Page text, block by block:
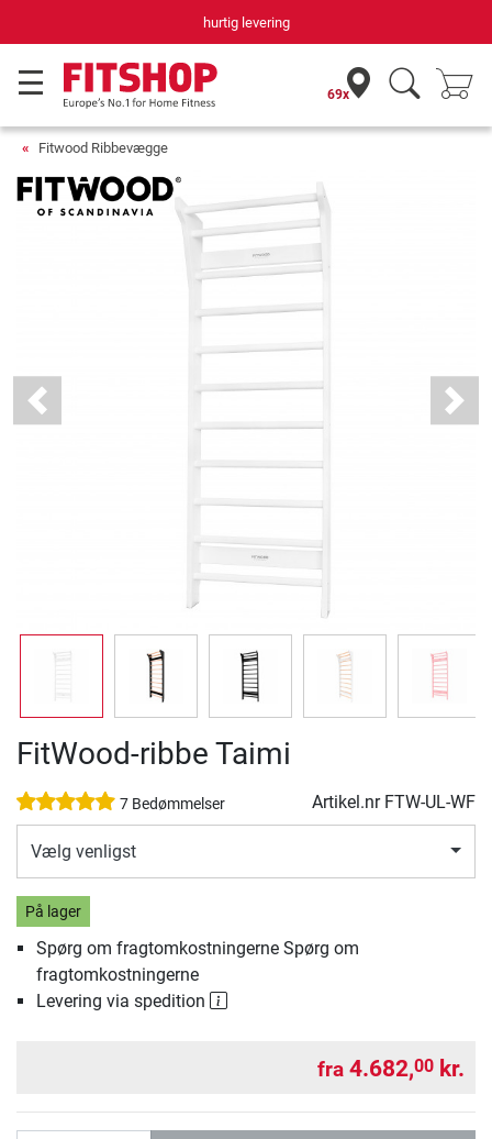
Din hjemmefitnessekspert gennem 42 år
69x
Fitwood Ribbevægge
Previous Next
FitWood-ribbe Taimi
7 Bedømmelser Artikel.nr FTW-UL-WF
Vælg venligst
På lager
Spørg om fragtomkostningerne Spørg om
fragtomkostningerne
Levering via spedition
fra 4.682,00 kr.